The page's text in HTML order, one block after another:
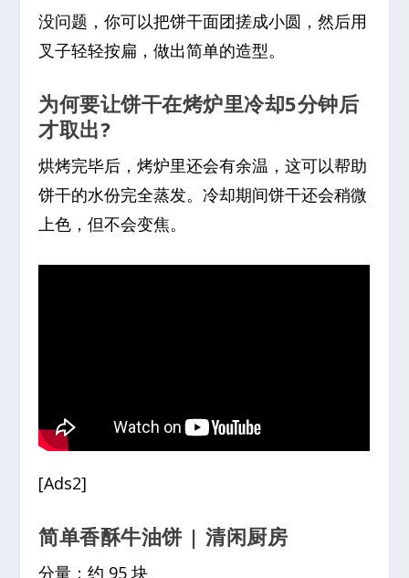
没问题，你可以把饼干面团搓成小圆，然后用
叉子轻轻按扁，做出简单的造型。
为何要让饼干在烤炉里冷却5分钟后
才取出?
烘烤完毕后，烤炉里还会有余温，这可以帮助
饼干的水份完全蒸发。冷却期间饼干还会稍微
上色，但不会变焦。
[Ads2]
简单香酥牛油饼 | 清闲厨房
分量：约 95 块